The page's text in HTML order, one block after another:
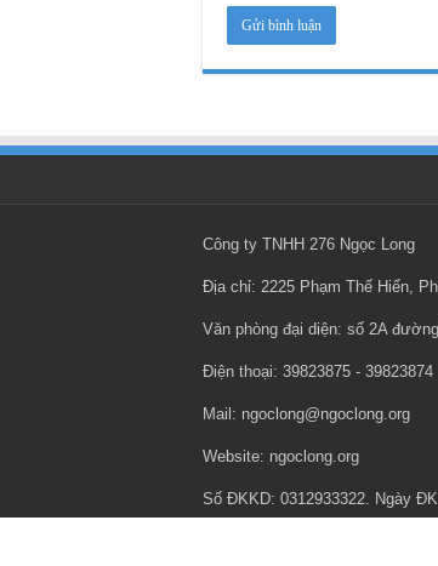
Công ty TNHH 276 Ngọc Long
Địa chỉ: 2225 Phạm Thế Hiển,
Văn phòng đại diện: số 2A
Điện thoại: ‎39823875 - ‎39823874
Mail: ngoclong@ngoclong.org
Website: ngoclong.org
Số ĐKKD: 0312933322. Ngày